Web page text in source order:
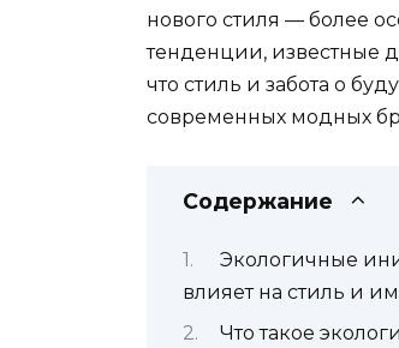
нового стиля — более
тенденции, известные
что стиль и забота о
современных модных
Содержание
Экологичные
влияет на стиль и
Что такое